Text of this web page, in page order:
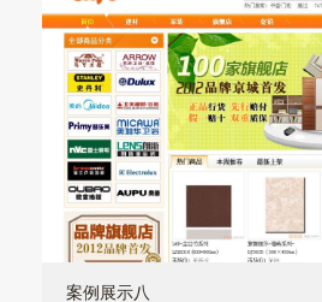
案例展示八